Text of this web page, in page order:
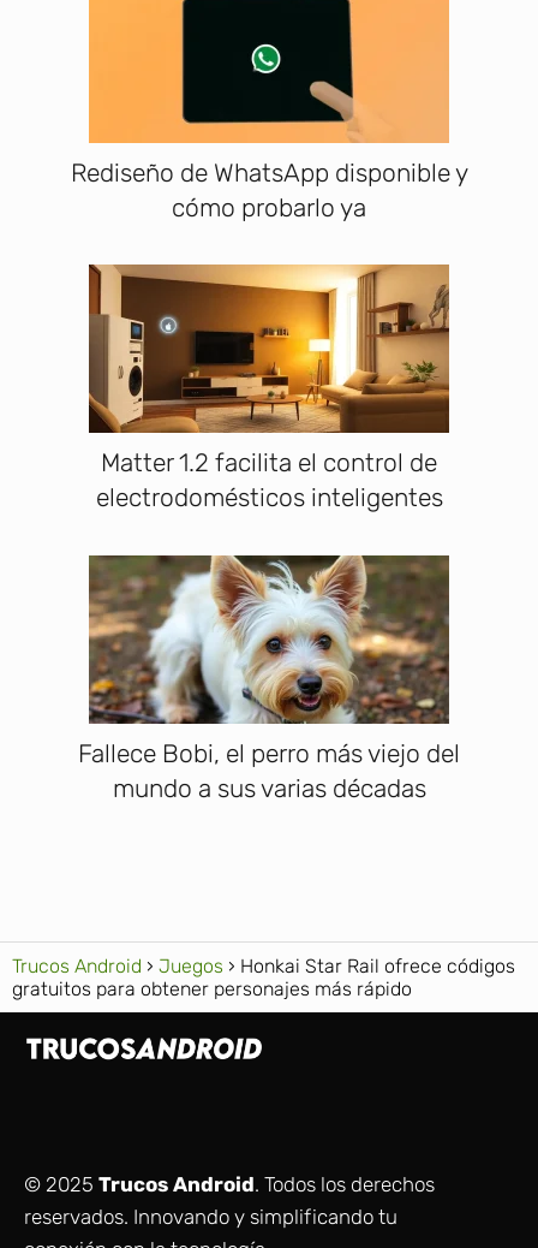
Rediseño de WhatsApp disponible y
cómo probarlo ya
Matter 1.2 facilita el control de
electrodomésticos inteligentes
Fallece Bobi, el perro más viejo del
mundo a sus varias décadas
Trucos Android Juegos
Honkai Star Rail ofrece códigos
gratuitos para obtener personajes más rápido
© 2025 Trucos Android. Todos los derechos
reservados. Innovando y simplificando tu